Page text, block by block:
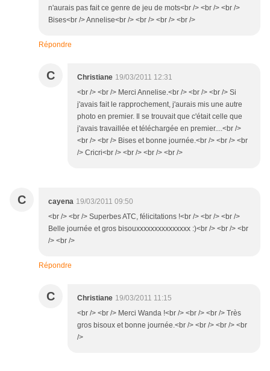
n'aurais pas fait ce genre de jeu de mots<br /> <br /> <br />
Bises<br /> Annelise<br /> <br /> <br /> <br />
Répondre
C Christiane 19/03/2011 12:31
<br /> <br /> Merci Annelise.<br /> <br /> <br /> Si
j'avais fait le rapprochement, j'aurais mis une autre
photo en premier. Il se trouvait que c'était celle que
j'avais travaillée et téléchargée en premier....<br />
<br /> <br /> Bises et bonne journée.<br /> <br /> <br
/> Cricri<br /> <br /> <br /> <br />
C cayena 19/03/2011 09:50
<br /> <br /> Superbes ATC, félicitations !<br /> <br /> <br />
Belle journée et gros bisouxxxxxxxxxxxxxxx :)<br /> <br /> <br
/> <br />
Répondre
C Christiane 19/03/2011 11:15
<br /> <br /> Merci Wanda !<br /> <br /> <br /> Très
gros bisoux et bonne journée.<br /> <br /> <br /> <br
/>